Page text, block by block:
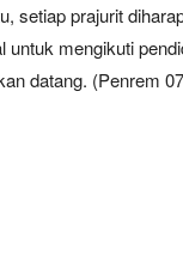
setiap prajurit
untuk mengikuti
datang. (Penrem